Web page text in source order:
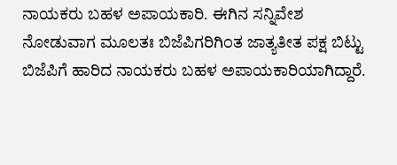
ನಾಯಕರು ಬಹಳ ಅಪಾಯಕಾರಿ. ಈಗಿನ ಸನ್ನಿವೇಶ
ನೋಡುವಾಗ ಮೂಲತಃ ಬಿಜೆಪಿಗರಿಗಿಂತ ಜಾತ್ಯತೀತ ಪಕ್ಷ ಬಿಟ್ಟು
ಬಿಜೆಪಿಗೆ ಹಾರಿದ ನಾಯಕರು ಬಹಳ ಅಪಾಯಕಾರಿಯಾಗಿದ್ದಾರೆ.